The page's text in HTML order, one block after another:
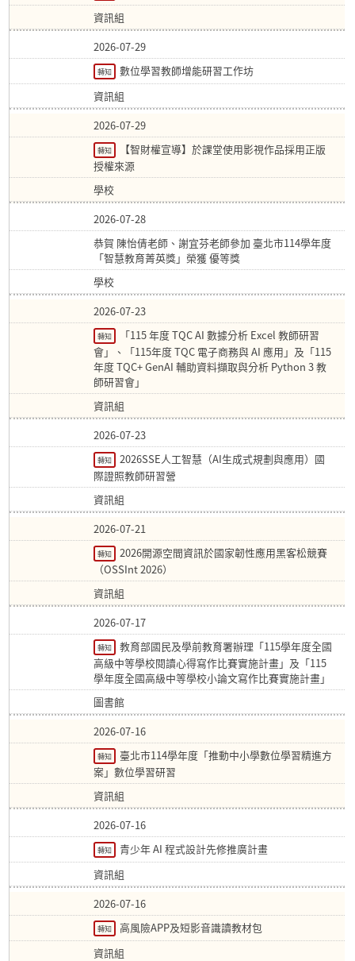
資訊組
2026-07-29
轉知
數位學習教師增能研習工作坊
資訊組
2026-07-29
轉知
【智財權宣導】於課堂使用影視作品採用正版
授權來源
學校
2026-07-28
恭賀 陳怡倩老師、謝宜芬老師參加 臺北市114學年度
「智慧教育菁英獎」榮獲 優等獎
學校
2026-07-23
轉知
「115 年度 TQC AI 數據分析 Excel 教師研習
會」、「115年度 TQC 電子商務與 AI 應用」及「115
年度 TQC+ GenAI 輔助資料擷取與分析 Python 3 教
師研習會」
資訊組
2026-07-23
轉知
2026SSE人工智慧（AI生成式規劃與應用）國
際證照教師研習營
資訊組
2026-07-21
轉知
2026開源空間資訊於國家韌性應用黑客松競賽
（OSSInt 2026）
資訊組
2026-07-17
轉知
教育部國民及學前教育署辦理「115學年度全國
高級中等學校閱讀心得寫作比賽實施計畫」及「115
學年度全國高級中等學校小論文寫作比賽實施計畫」
圖書館
2026-07-16
轉知
臺北市114學年度「推動中小學數位學習精進方
案」數位學習研習
資訊組
2026-07-16
轉知
青少年 AI 程式設計先修推廣計畫
資訊組
2026-07-16
轉知
高風險APP及短影音識讀教材包
資訊組